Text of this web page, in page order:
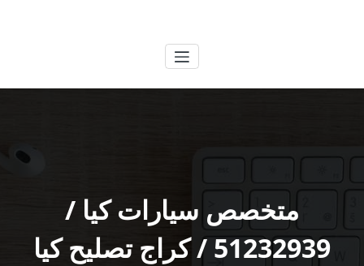
متخصص سيارات كيا /
51232939‬ / كراج تصليح كيا